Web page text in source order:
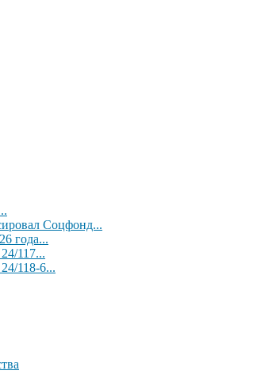
Соцфонд...
года...
117...
118-6...